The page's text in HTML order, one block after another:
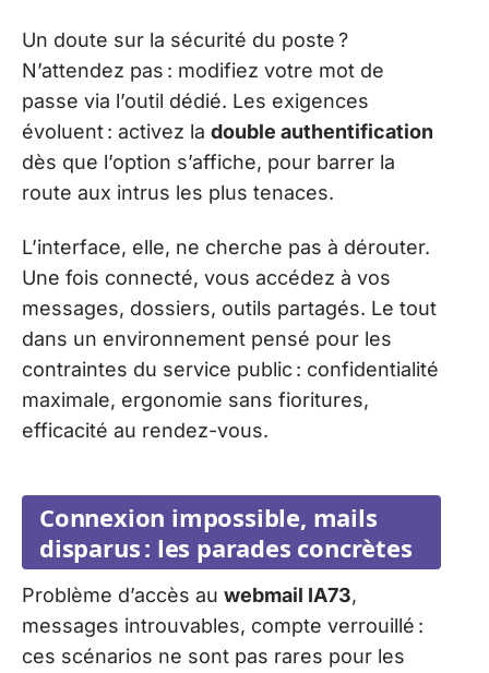
Un doute sur la sécurité du poste ?
N’attendez pas : modifiez votre mot de
passe via l’outil dédié. Les exigences
évoluent : activez la double authentification
dès que l’option s’affiche, pour barrer la
route aux intrus les plus tenaces.
L’interface, elle, ne cherche pas à dérouter.
Une fois connecté, vous accédez à vos
messages, dossiers, outils partagés. Le tout
dans un environnement pensé pour les
contraintes du service public : confidentialité
maximale, ergonomie sans fioritures,
efficacité au rendez-vous.
Connexion impossible, mails
disparus : les parades concrètes
Problème d’accès au webmail IA73,
messages introuvables, compte verrouillé :
ces scénarios ne sont pas rares pour les